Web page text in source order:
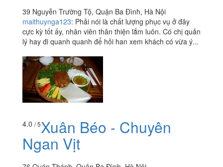
39 Nguyễn Trường Tộ, Quận Ba Đình, Hà Nội
maithuynga123: Phải nói là chất lượng phục vụ ở đây
cực kỳ tốt ấy, nhân viên thân thiện lắm luôn. Có chị quản
lý hay đi quanh quanh để hỏi han xem khách có vừa ý...
4.0 / 5Xuân Béo - Chuyên
Ngan Vịt